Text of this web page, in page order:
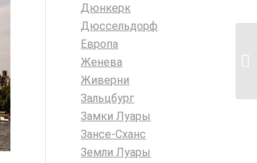
Дюнкерк
Дюссельдорф
Европа
Женева
Живерни
Зальцбург
Замки Луары
Зансе-Сханс
Земли Луары